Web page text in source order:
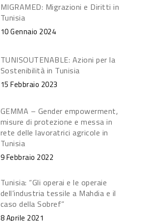
MIGRAMED: Migrazioni e Diritti in
Tunisia
10 Gennaio 2024
TUNISOUTENABLE: Azioni per la
Sostenibilità in Tunisia
15 Febbraio 2023
GEMMA – Gender empowerment,
misure di protezione e messa in
rete delle lavoratrici agricole in
Tunisia
9 Febbraio 2022
Tunisia: “Gli operai e le operaie
dell’industria tessile a Mahdia e il
caso della Sobref”
8 Aprile 2021